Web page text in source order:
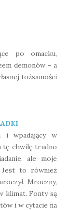
po omacku,
demonów – a
tożsamości
i wpadający w
tę chwilę trudno
ale moje
Jest to również
Mroczny,
klimat. Fonty są
i w cytacie na